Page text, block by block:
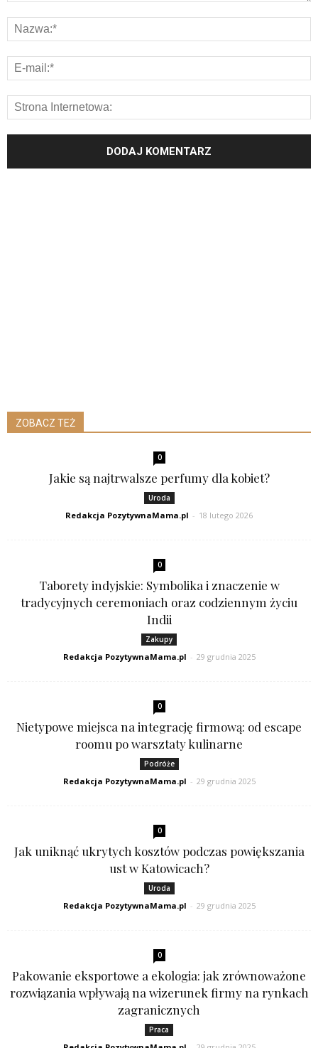
ZOBACZ TEŻ
0
Jakie są najtrwalsze perfumy dla kobiet?
Uroda
Redakcja PozytywnaMama.pl - 18 lutego 2026
0
Taborety indyjskie: Symbolika i znaczenie w
tradycyjnych ceremoniach oraz codziennym życiu
Indii
Zakupy
Redakcja PozytywnaMama.pl - 29 grudnia 2025
0
Nietypowe miejsca na integrację firmową: od escape
roomu po warsztaty kulinarne
Podróże
Redakcja PozytywnaMama.pl - 29 grudnia 2025
0
Jak uniknąć ukrytych kosztów podczas powiększania
ust w Katowicach?
Uroda
Redakcja PozytywnaMama.pl - 29 grudnia 2025
0
Pakowanie eksportowe a ekologia: jak zrównoważone
rozwiązania wpływają na wizerunek firmy na rynkach
zagranicznych
Praca